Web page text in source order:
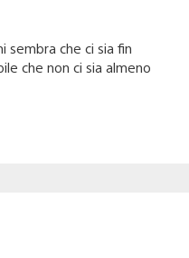
sembra che ci sia fin
che non ci sia almeno